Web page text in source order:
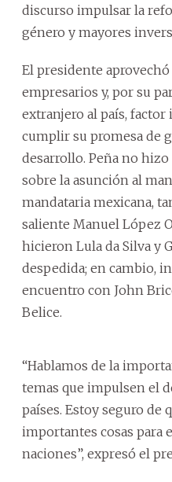
discurso impulsar la
género y mayores
El presidente
empresarios y, por su
extranjero al país,
cumplir su promesa de
desarrollo. Peña no
sobre la asunción al
mandataria mexicana,
saliente Manuel López
hicieron Lula da Silva y
despedida; en cambio,
encuentro con John
Belice.
“Hablamos de la
temas que impulsen el
países. Estoy seguro de
importantes cosas para
naciones”, expresó el